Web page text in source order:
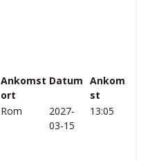
Ankomst
ort
Datum Ankom
st
Rom
2027-
03-15
13:05